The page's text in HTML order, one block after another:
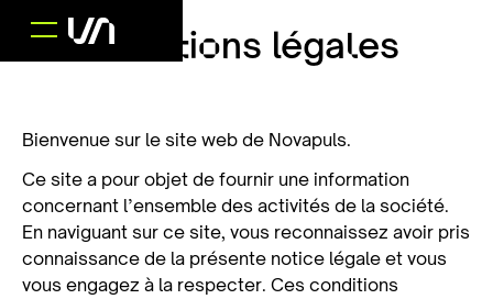
Mentions légales
Bienvenue sur le site web de Novapuls.
Ce site a pour objet de fournir une information
concernant l’ensemble des activités de la société.
En naviguant sur ce site, vous reconnaissez avoir pris
connaissance de la présente notice légale et vous
vous engagez à la respecter. Ces conditions